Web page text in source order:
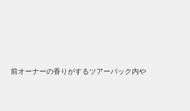
前オーナーの香りがするツアーパック内や